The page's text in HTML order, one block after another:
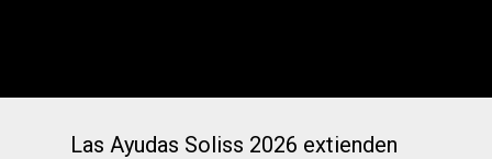
Las Ayudas Soliss 2026 extienden